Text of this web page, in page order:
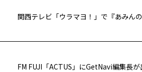
関西テレビ「ウラマヨ！」で『あみん
FM FUJI「ACTUS」にGetNavi編集長